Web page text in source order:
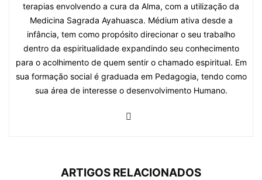
terapias envolvendo a cura da Alma, com a utilização da
Medicina Sagrada Ayahuasca. Médium ativa desde a
infância, tem como propósito direcionar o seu trabalho
dentro da espiritualidade expandindo seu conhecimento
para o acolhimento de quem sentir o chamado espiritual. Em
sua formação social é graduada em Pedagogia, tendo como
sua área de interesse o desenvolvimento Humano.
ARTIGOS RELACIONADOS